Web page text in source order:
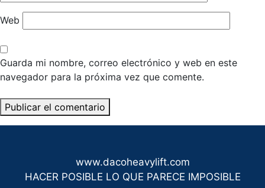
Web
Guarda mi nombre, correo electrónico y web en este
navegador para la próxima vez que comente.
www.dacoheavylift.com
HACER POSIBLE LO QUE PARECE IMPOSIBLE